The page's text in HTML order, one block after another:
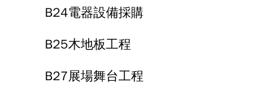
B24電器設備採購
B25木地板工程
B27展場舞台工程